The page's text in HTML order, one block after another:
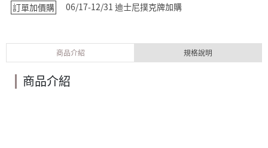
訂單加價購 06/17-12/31 迪士尼撲克牌加購
商品介紹 規格說明
商品介紹